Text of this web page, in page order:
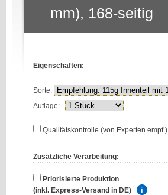
mm), 168-seitig
Eigenschaften:
Sorte:
Auflage:
Qualitätskontrolle (von Experten empf.)
Zusätzliche Verarbeitung:
Priorisierte Produktion
(inkl. Express-Versand in DE)